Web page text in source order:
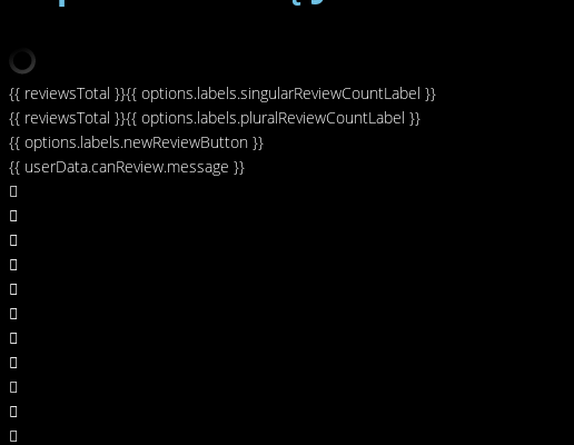
{{ reviewsTotal }}{{ options.labels.singularReviewCountLabel }}
{{ reviewsTotal }}{{ options.labels.pluralReviewCountLabel }}
{{ options.labels.newReviewButton }}
{{ userData.canReview.message }}